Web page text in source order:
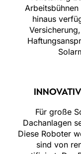
hinaus
Für große
Dachanlagen
Diese Roboter
sind von